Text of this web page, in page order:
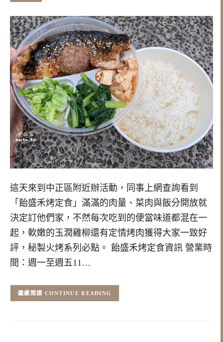
這天來到中正區附近辦活動，同事上網查詢看到
「飴盛禾烤定食」滿滿的肉量、菜肉與飯分開放就
決定訂他們家，不然每次吃到的便當味道都混在一
起，軟嫩的玉潤雞柳還有定情烤肉獲得大家一致好
評，秘製火烤系列必點。 飴盛禾烤定食資訊 營業時
間：週一至週五11…
CONTINUE READING